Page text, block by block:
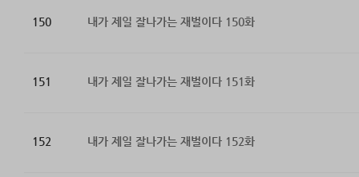
150 내가 제일 잘나가는 재벌이다 150화
151 내가 제일 잘나가는 재벌이다 151화
152 내가 제일 잘나가는 재벌이다 152화